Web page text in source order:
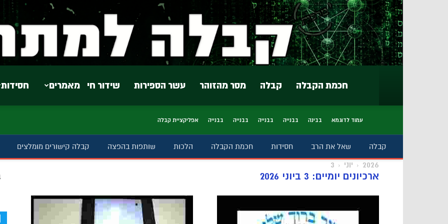
חסידות מאמרים שידור חי עשר הספירות מסר מהזוהר קבלה חכמת הקבלה
עמוד לדוגמא בבינה בבנייה בבנייה בבנייה בבנייה אפליקציית קבלה
קבלה שאל את הרב חסידות חכמת הקבלה הלכות שותפות בהפצה קבלה קישורים מומלצים
2026 יוני 3
ארכיונים יומיים: 3 ביוני 2026